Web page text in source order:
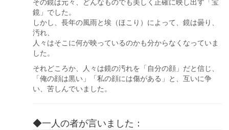
鏡」でした。
しかし、長年の風雨と埃（ほこり）によって、鏡は曇り、
汚れ、
人々はそこに何が映っているのかも分からなくなっていま
した。
それどころか、人々は鏡の汚れを「自分の顔」だと信じ、
「俺の顔は黒い」「私の顔には傷がある」と、互いに争
い、苦しんでいました。
◆一人の者が言いました：